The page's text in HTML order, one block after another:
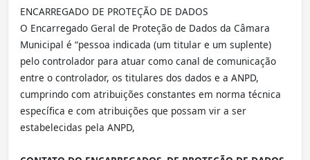
ENCARREGADO DE PROTEÇÃO DE DADOS
O Encarregado Geral de Proteção de Dados da Câmara
Municipal é “pessoa indicada (um titular e um suplente)
pelo controlador para atuar como canal de comunicação
entre o controlador, os titulares dos dados e a ANPD,
cumprindo com atribuições constantes em norma técnica
específica e com atribuições que possam vir a ser
estabelecidas pela ANPD,